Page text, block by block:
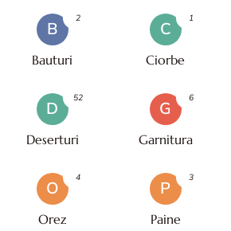
B
Bauturi
2
C
Ciorbe
1
D
Deserturi
52
G
Garnitura
6
O
Orez
4
P
Paine
3